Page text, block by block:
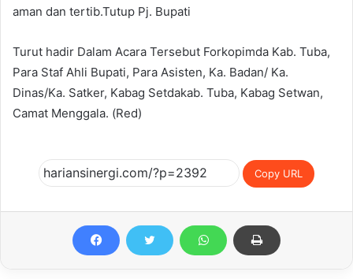
aman dan tertib.Tutup Pj. Bupati
Turut hadir Dalam Acara Tersebut Forkopimda Kab. Tuba,
Para Staf Ahli Bupati, Para Asisten, Ka. Badan/ Ka.
Dinas/Ka. Satker, Kabag Setdakab. Tuba, Kabag Setwan,
Camat Menggala. (Red)
Copy URL